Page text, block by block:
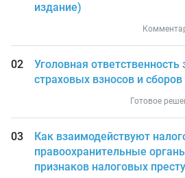
издание)
Уголовная ответственность
страховых взносов и сборов
Готовое
Как взаимодействуют
правоохранительные
признаков налоговых